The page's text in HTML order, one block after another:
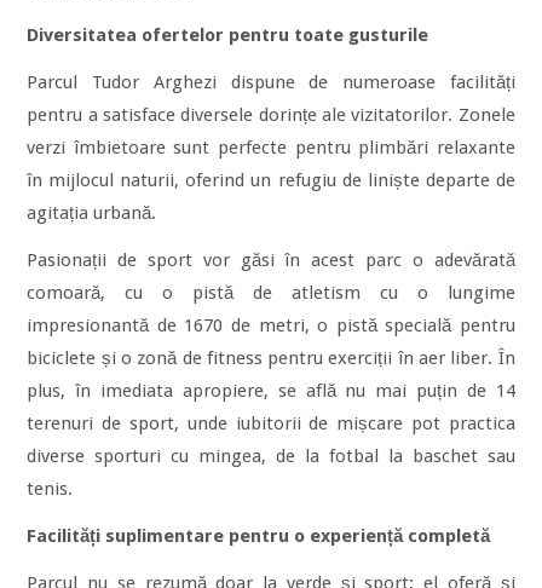
Diversitatea ofertelor pentru toate gusturile
Parcul Tudor Arghezi dispune de numeroase facilități
pentru a satisface diversele dorințe ale vizitatorilor. Zonele
verzi îmbietoare sunt perfecte pentru plimbări relaxante
în mijlocul naturii, oferind un refugiu de liniște departe de
agitația urbană.
Pasionații de sport vor găsi în acest parc o adevărată
comoară, cu o pistă de atletism cu o lungime
impresionantă de 1670 de metri, o pistă specială pentru
biciclete și o zonă de fitness pentru exerciții în aer liber. În
plus, în imediata apropiere, se află nu mai puțin de 14
terenuri de sport, unde iubitorii de mișcare pot practica
diverse sporturi cu mingea, de la fotbal la baschet sau
tenis.
Facilități suplimentare pentru o experiență completă
Parcul nu se rezumă doar la verde și sport; el oferă și